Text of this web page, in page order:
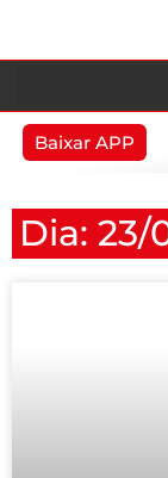
Baixar APP
Dia: 23/